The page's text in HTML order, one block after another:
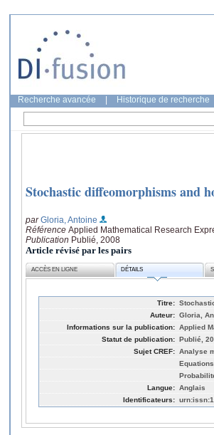
Recherche avancée Historique de recherche
Stochastic diffeomorphisms and
parGloria, Antoine
Référence Applied Mathematical Research
Publication Publié, 2008
Article révisé par les pairs
ACCÈS EN LIGNE DÉTAILS
Titre:
Auteur: Gloria,
Informations sur la publication: Applied
Statut de publication: Publié,
Sujet CREF: Analyse
Langue: Anglais
Identificateurs: